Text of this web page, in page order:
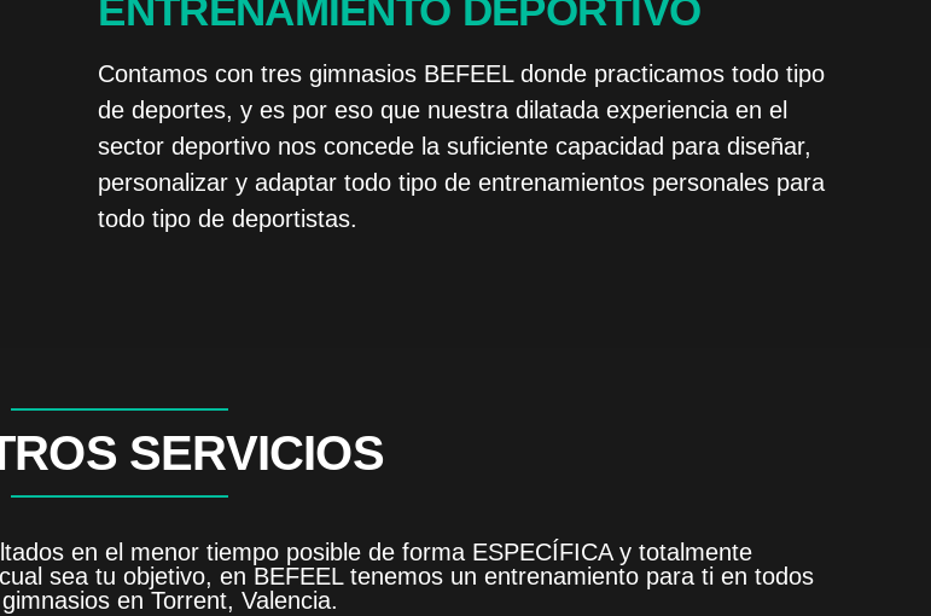
ENTRENAMIENTO DEPORTIVO
Contamos con tres gimnasios BEFEEL donde practicamos todo tipo
de deportes, y es por eso que nuestra dilatada experiencia en el
sector deportivo nos concede la suficiente capacidad para diseñar,
personalizar y adaptar todo tipo de entrenamientos personales para
todo tipo de deportistas.
SERVICIOS
en el menor tiempo posible de forma ESPECÍFICA y totalmente
sea tu objetivo, en BEFEEL tenemos un entrenamiento para ti en todos
en Torrent, Valencia.